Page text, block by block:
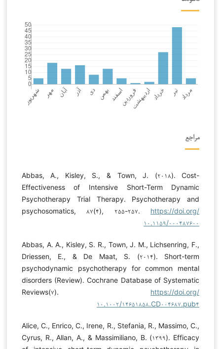
مراجع
Abbas, A., Kisley, S., & Town, J. (۲۰۱۸). Cost-
Effectiveness of Intensive Short-Term Dynamic
Psychotherapy Trial Therapy. Psychotherapy and
psychosomatics, ۸۷(۴), ۲۵۵-۲۵۷. https://doi.org/
۱۰.۱۱۵۹/۰۰۰۴۸۷۶۰۰
Abbas, A. A., Kisley, S. R., Town, J. M., Lichsenring, F.,
Driessen, E., & De Maat, S. (۲۰۱۴). Short-term
psychodynamic psychotherapy for common mental
disorders (Review). Cochrane Database of Systematic
Reviews(۷). https://doi.org/
۱۰.۱۰۰۲/۱۴۶۵۱۸۵۸.CD۰۰۴۶۸۷.pub۴
Alice, C., Enrico, C., Irene, R., Stefania, R., Massimo, C.,
Cyrus, R., Allan, A., & Massimiliano, B. (۱۳۹۹). Efficacy